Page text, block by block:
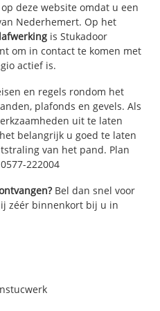
deze website omdat u een
Nederhemert. Op het
is Stukadoor
om in contact te komen met
actief is.
en regels rondom het
plafonds en gevels. Als
uit te laten
belangrijk u goed te laten
van het pand. Plan
222004
Bel dan snel voor
zéér binnenkort bij u in